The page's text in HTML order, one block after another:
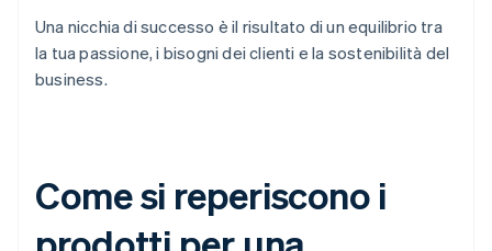
Una nicchia di successo è il risultato di un equilibrio tra
la tua passione, i bisogni dei clienti e la sostenibilità del
business.
Come si reperiscono i